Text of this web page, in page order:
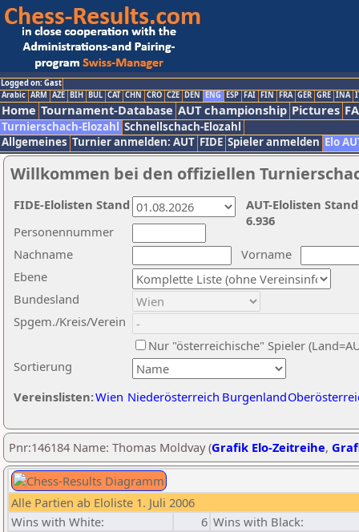
Logged on: Gast
Arabic ARM AZE BIH BUL CAT CHN CRO CZE DEN ENG ESP FAI FIN FRA GER GRE INA
Home Tournament-Database AUT championship Pictures
Turnierschach-Elozahl Schnellschach-Elozahl
Allgemeines Turnier anmelden: AUT FIDE Spieler anmelden Elo
Willkommen bei den offiziellen
Nachname
Vorname
Ebene
Sortierung
Personennummer
Bundesland
Spgem./Kreis/Verein
Nur "österreichische" Spieler
Vereinslisten:Wien Niederösterreich Burgenland
AUT-Elolisten
6.936
FIDE-Elolisten Stand
Pnr:146184 Name: Thomas Moldvay (Grafik Elo-Zeitreihe,
Alle Partien ab Eloliste 1. Juli 2006
Wins with White:
6 Wins with Black: